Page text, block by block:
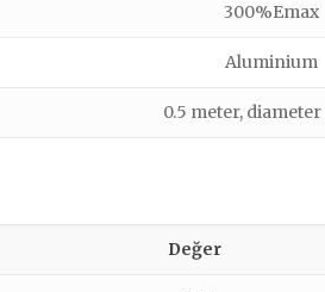
300%Emax
Aluminium
0.5 meter,
Değer